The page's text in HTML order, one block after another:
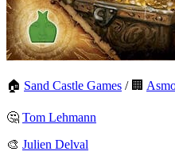
🏠 Sand Castle Games / 🏢
🤔 Tom Lehmann
🎨 Julien Delval